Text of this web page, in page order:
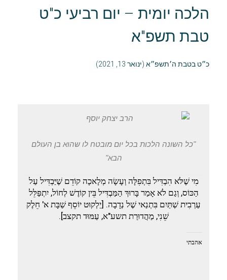
הלכה יומית – יום רביעי כ"ט
טבת תשפ"א
כ״ט בטבת ה׳תשפ״א (ינואר 13, 2021)
"כל השונה הלכות בכל יום מובטח לו שהוא בן העולם
הבא"
מִי שֶׁלֹּא הִבְדִּיל בִּתְפִלָּה וְעָשָׂה מְלָאכָה קוֹדֵם שֶׁיַּבְדִּיל עַל
הַכּוֹס, וְגַם לֹא אָמַר בָּרוּךְ הַמַּבְדִּיל בֵּין קוֹדֶשׁ לְחוֹל, יִתְפַּלֵּל
עַרְבִית שְׁתַּיִם בִּתְנַאי שֶׁל נְדָבָה. [יַלְקוּט יוֹסֵף שַׁבָּת א' חֵלֶק
שֵׁנִי, מַהֲדוּרַת תשע"א, עַמּוּד תקצב].
אהבתי